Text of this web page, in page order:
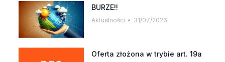
BURZE!!
Aktualności 31/07/2026
Oferta złożona w trybie art. 19a